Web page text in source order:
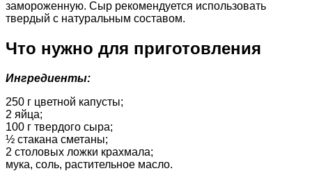
замороженную. Сыр рекомендуется использовать
твердый с натуральным составом.
Что нужно для приготовления
Ингредиенты:
250 г цветной капусты;
2 яйца;
100 г твердого сыра;
½ стакана сметаны;
2 столовых ложки крахмала;
мука, соль, растительное масло.